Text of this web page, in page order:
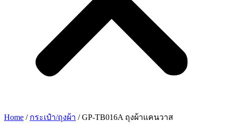
Home / กระเป๋า/ถุงผ้า / GP-TB016A ถุงผ้าแคนวาส